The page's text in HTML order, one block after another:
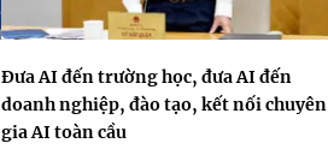
Đưa AI đến trường học, đưa AI đến
doanh nghiệp, đào tạo, kết nối chuyên
gia AI toàn cầu